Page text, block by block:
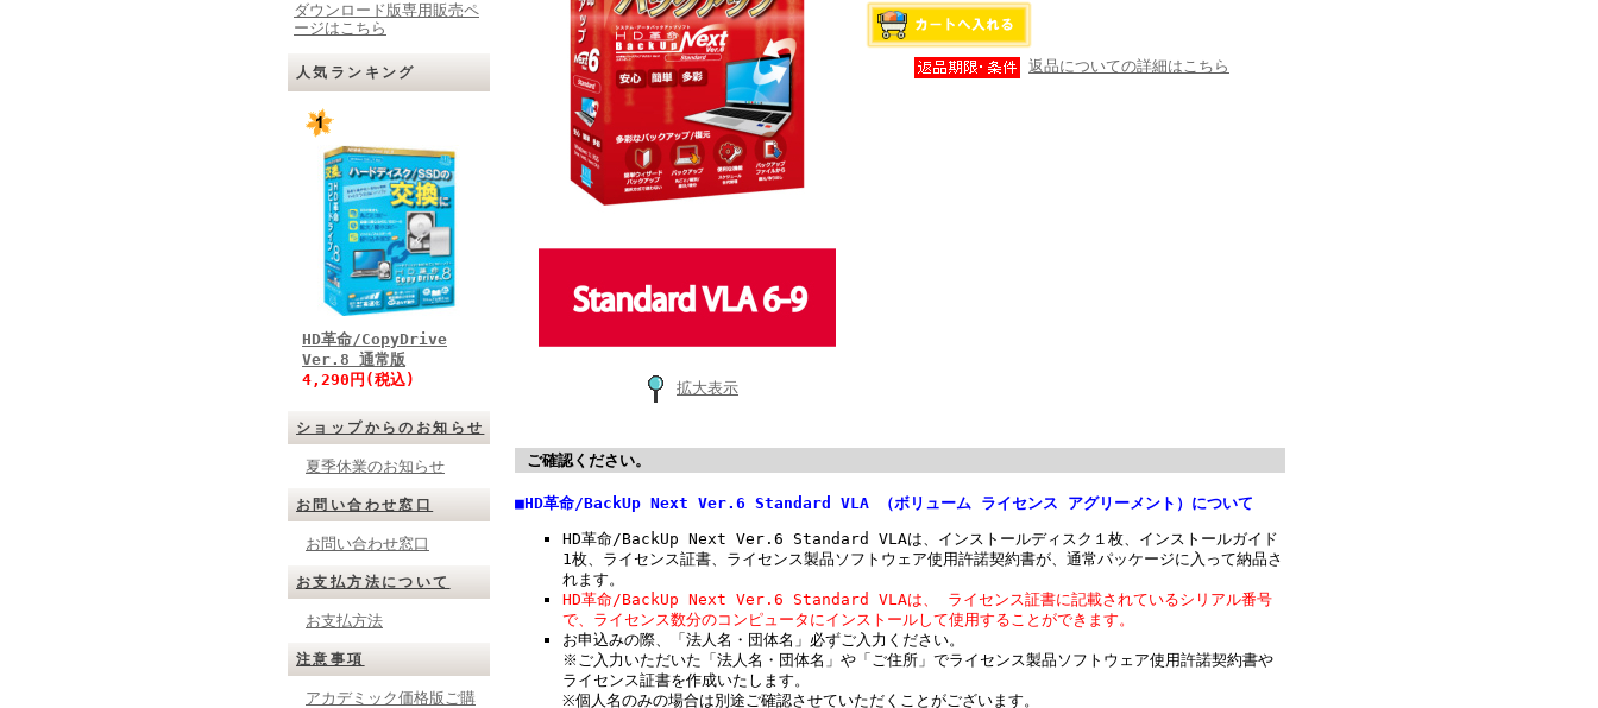
ダウンロード版専用販売ペ
ージはこちら
人気ランキング
HD革命/CopyDrive
Ver.8 通常版
4,290円(税込)
ショップからのお知らせ
夏季休業のお知らせ
お問い合わせ窓口
お問い合わせ窓口
お支払方法について
お支払方法
注意事項
アカデミック価格版ご購
拡大表示
返品についての詳細はこちら
ご確認ください。
■HD革命/BackUp Next Ver.6 Standard VLA （ボリューム ライセンス アグリーメント）について
HD革命/BackUp Next Ver.6 Standard VLAは、インストールディスク１枚、インストールガイド
1枚、ライセンス証書、ライセンス製品ソフトウェア使用許諾契約書が、通常パッケージに入って納品さ
れます。
HD革命/BackUp Next Ver.6 Standard VLAは、 ライセンス証書に記載されているシリアル番号
で、ライセンス数分のコンピュータにインストールして使用することができます。
お申込みの際、「法人名・団体名」必ずご入力ください。
※ご入力いただいた「法人名・団体名」や「ご住所」でライセンス製品ソフトウェア使用許諾契約書や
ライセンス証書を作成いたします。
※個人名のみの場合は別途ご確認させていただくことがございます。